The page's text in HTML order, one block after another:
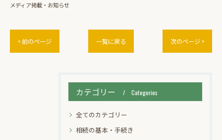
メディア掲載・お知らせ
< 前のページ 一覧に戻る 次のページ >
カテゴリー Categories
全てのカテゴリー
相続の基本・手続き